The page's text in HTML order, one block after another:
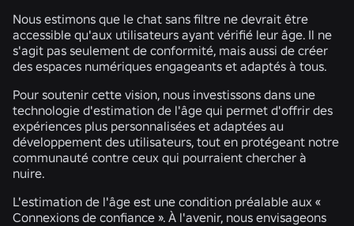
Nous estimons que le chat sans filtre ne devrait être
accessible qu'aux utilisateurs ayant vérifié leur âge. Il ne
s'agit pas seulement de conformité, mais aussi de créer
des espaces numériques engageants et adaptés à tous.
Pour soutenir cette vision, nous investissons dans une
technologie d'estimation de l'âge qui permet d'offrir des
expériences plus personnalisées et adaptées au
développement des utilisateurs, tout en protégeant notre
communauté contre ceux qui pourraient chercher à
nuire.
L'estimation de l'âge est une condition préalable aux «
Connexions de confiance ». À l'avenir, nous envisageons